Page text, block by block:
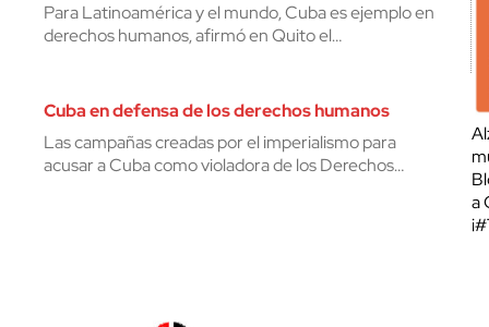
Para Latinoamérica y el mundo, Cuba es ejemplo en
derechos humanos, afirmó en Quito el…
Cuba en defensa de los derechos humanos
Las campañas creadas por el imperialismo para
acusar a Cuba como violadora de los Derechos…
a